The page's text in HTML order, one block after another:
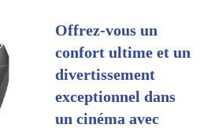
Offrez-vous un
confort ultime et un
divertissement
exceptionnel dans
un cinéma avec